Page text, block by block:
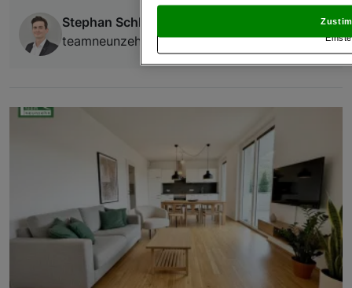
Stephan Schlösser
teamneunzehn-Gruppe
und Widerspruch gegen die Verarbeitung auf der
„Cookie Einstellungen“, die sich auf jeder Seite
Verwendung genauer Standortdaten.
und der Performance von Inhalten,
Liste der Partner (Lieferanten)